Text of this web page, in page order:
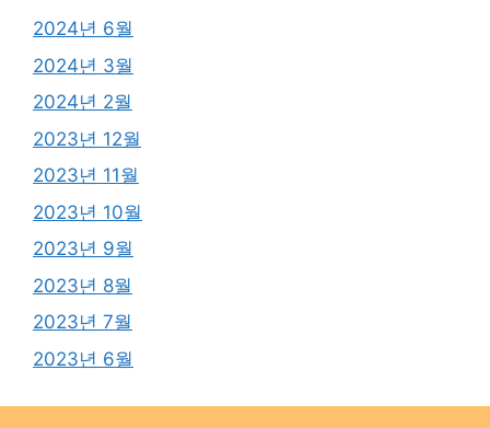
2024년 6월
2024년 3월
2024년 2월
2023년 12월
2023년 11월
2023년 10월
2023년 9월
2023년 8월
2023년 7월
2023년 6월